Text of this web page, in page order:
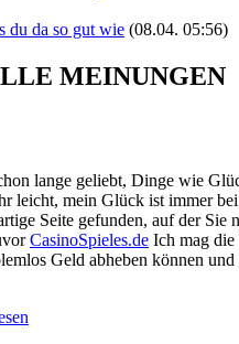
du da so gut wie (08.04. 05:56)
MEINUNGEN
lange geliebt, Dinge wie
leicht, mein Glück ist immer
Seite gefunden, auf der Sie
CasinoSpieles.de Ich mag die
Geld abheben können und